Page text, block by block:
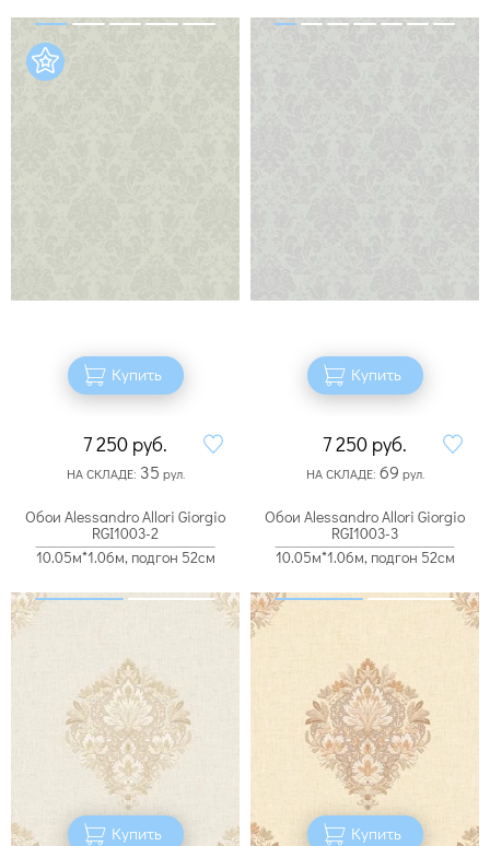
Купить
7 250 руб.
НА СКЛАДЕ: 35 рул.
Купить
7 250 руб.
НА СКЛАДЕ: 69 рул.
Обои Alessandro Allori Giorgio
RGI1003-2
10.05м*1.06м, подгон 52см
Купить
Обои Alessandro Allori Giorgio
RGI1003-3
10.05м*1.06м, подгон 52см
Купить